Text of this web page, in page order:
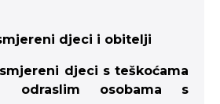
djeci i obitelji
djeci s teškoćama
osobama s